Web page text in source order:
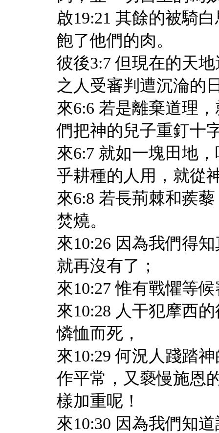
啟19:21 其餘的被騎
飽了他們的肉。
彼後3:7 但現在的天
之人受審判遭沉淪的
來6:6 若是離棄道理
們把神的兒子重釘十
來6:7 就如一塊田地
乎耕種的人用，就從
來6:8 若長荊棘和蒺
焚燒。
來10:26 因為我們得
就再沒有了；
來10:27 惟有戰懼等
來10:28 人干犯摩西
憐恤而死，
來10:29 何況人踐踏
作平常，又褻慢施恩
樣加重呢！
來10:30 因為我們知